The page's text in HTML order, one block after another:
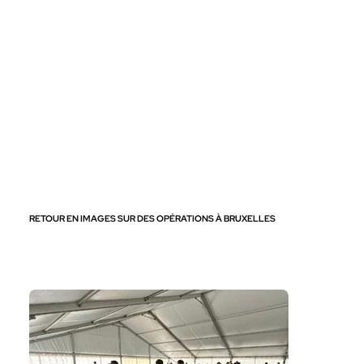
RETOUR EN IMAGES SUR DES OPÉRATIONS À BRUXELLES